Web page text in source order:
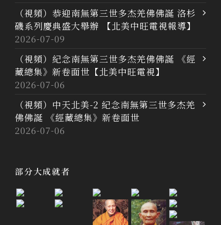
（視頻）恭迎南無第三世多杰羌佛佛誕 洛杉
磯系列慶典盛大舉辦 【北美中旺電視報導】
2026-07-09
（視頻）紀念南無第三世多杰羌佛佛誕 《經
藏總集》新卷面世【北美中旺電視】
2026-07-06
（視頻）中天北美-2 紀念南無第三世多杰羌
佛佛誕 《經藏總集》新卷面世
2026-07-06
部分大成就者